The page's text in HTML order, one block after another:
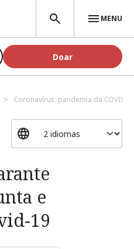
MENU
Doar
Coronavírus: pandemia da COVID-
e
19